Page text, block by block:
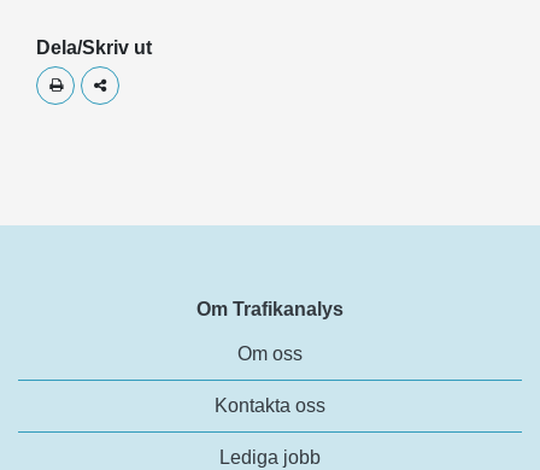
Dela/Skriv ut
Skriv utDela
Om Trafikanalys
Om oss
Kontakta oss
Lediga jobb